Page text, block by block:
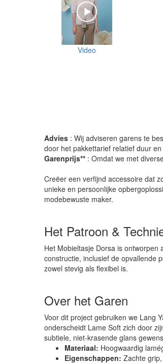
Video
Advies : Wij adviseren garens te
door het pakkettarief relatief duur
Garenprijs** : Omdat we met
Creëer een verfijnd accessoire dat
unieke en persoonlijke
modebewuste maker.
Het Patroon &
Het Mobieltasje Dorsa is
constructie, inclusief de opvallende
zowel stevig als flexibel is.
Over het Garen
Voor dit project gebruiken we Lang
onderscheidt Lame Soft zich door
subtiele, niet-krasende glans
Materiaal: Hoogwaardig
Eigenschappen: Zachte